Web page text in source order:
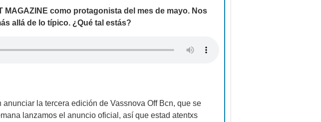
como protagonista del mes de mayo. Nos
allá de lo típico. ¿Qué tal estás?
la tercera edición de Vassnova Off Bcn, que se
lanzamos el anuncio oficial, así que estad atentxs